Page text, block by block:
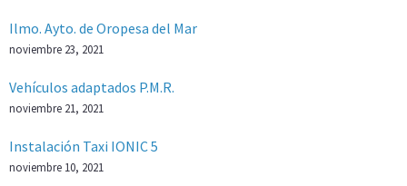
Ilmo. Ayto. de Oropesa del Mar
noviembre 23, 2021
Vehículos adaptados P.M.R.
noviembre 21, 2021
Instalación Taxi IONIC 5
noviembre 10, 2021